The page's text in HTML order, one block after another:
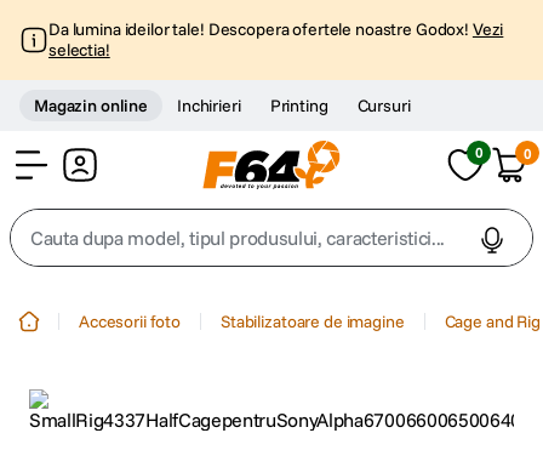
Da lumina ideilor tale! Descopera ofertele noastre Godox! Vezi
selectia!
Magazin online Inchirieri Printing Cursuri
0 0
Cauta dupa model, tipul produsului, caracteristici...
2. trepied
Accesorii foto Stabilizatoare de imagine Cage and Rig